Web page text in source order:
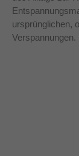
ursprünglichen,
Verspannungen.